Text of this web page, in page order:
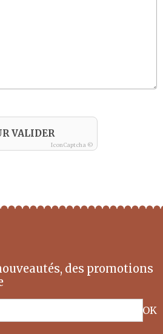
VALIDER
IconCaptcha ©
des promotions
OK